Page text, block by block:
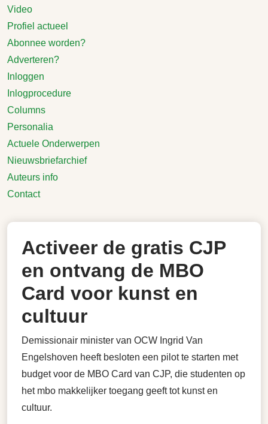
Video
Profiel actueel
Abonnee worden?
Adverteren?
Inloggen
Inlogprocedure
Columns
Personalia
Actuele Onderwerpen
Nieuwsbriefarchief
Auteurs info
Contact
Activeer de gratis CJP
en ontvang de MBO
Card voor kunst en
cultuur
Demissionair minister van OCW Ingrid Van
Engelshoven heeft besloten een pilot te starten met
budget voor de MBO Card van CJP, die studenten op
het mbo makkelijker toegang geeft tot kunst en
cultuur.